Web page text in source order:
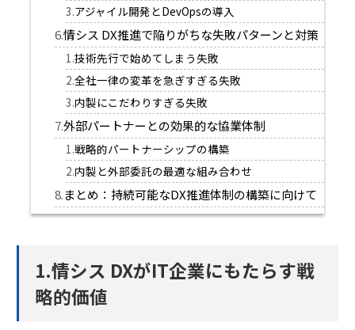
アジャイル開発とDevOpsの導入
情シス DX推進で陥りがちな失敗パターンと対策
技術先行で始めてしまう失敗
全社一律の変革を急ぎすぎる失敗
内製にこだわりすぎる失敗
外部パートナーとの効果的な協業体制
戦略的パートナーシップの構築
内製と外部委託の最適な組み合わせ
まとめ：持続可能なDX推進体制の構築に向けて
1.​​​​情シス DXがIT企業にもたらす戦
略的価値